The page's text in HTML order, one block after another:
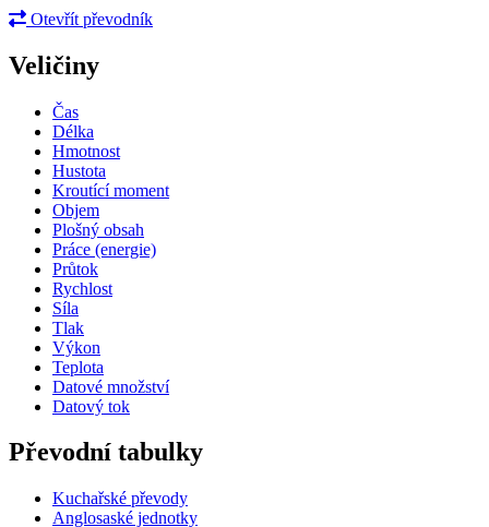
Otevřít převodník
Veličiny
Čas
Délka
Hmotnost
Hustota
Kroutící moment
Objem
Plošný obsah
Práce (energie)
Průtok
Rychlost
Síla
Tlak
Výkon
Teplota
Datové množství
Datový tok
Převodní tabulky
Kuchařské převody
Anglosaské jednotky